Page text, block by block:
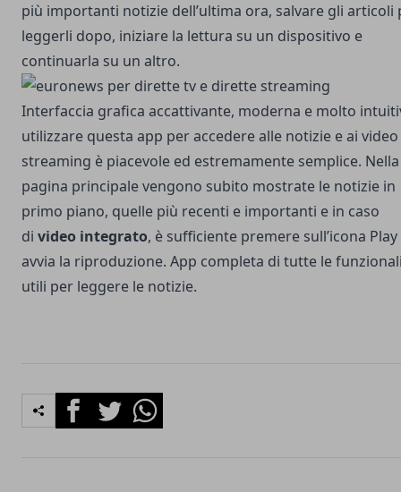
più importanti notizie dell’ultima ora, salvare gli articoli
leggerli dopo, iniziare la lettura su un dispositivo e
continuarla su un altro.
Interfaccia grafica accattivante, moderna e molto
utilizzare questa app per accedere alle notizie e ai video
streaming è piacevole ed estremamente semplice. Nella
pagina principale vengono subito mostrate le notizie in
primo piano, quelle più recenti e importanti e in caso
di video integrato, è sufficiente premere sull’icona
avvia la riproduzione. App completa di tutte le
utili per leggere le notizie.
FacebookTwitterWhatsapp